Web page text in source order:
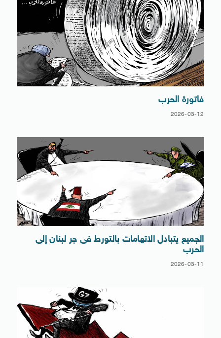
فاتورة الحرب
2026-03-12
الجميع يتبادل الاتهامات بالتورط فى جر لبنان إلى
الحرب
2026-03-11